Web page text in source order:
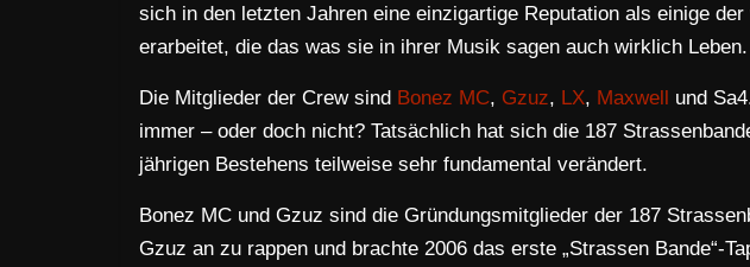
sich in den letzten Jahren eine einzigartige Reputation als einige
erarbeitet, die das was sie in ihrer Musik sagen auch wirklich Leben.
Die Mitglieder der Crew sind Bonez MC, Gzuz, LX, Maxwell und
immer – oder doch nicht? Tatsächlich hat sich die 187
jährigen Bestehens teilweise sehr fundamental verändert.
Bonez MC und Gzuz sind die Gründungsmitglieder der 187
Gzuz an zu rappen und brachte 2006 das erste „Strassen Bande“-